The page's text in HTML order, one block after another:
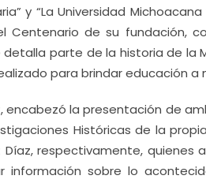
y “La Universidad
Centenario de su fundación,
parte de la historia de la
para brindar educación a
encabezó la presentación de
Históricas de la
Díaz, respectivamente,
sobre lo